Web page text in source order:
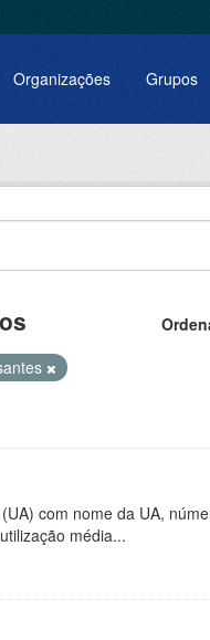
Organizações Grupos
com nome da UA,
média...